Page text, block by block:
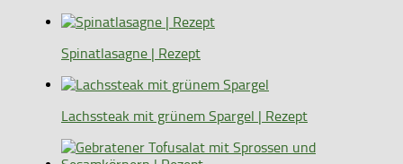
Spinatlasagne | Rezept
Lachssteak mit grünem Spargel | Rezept